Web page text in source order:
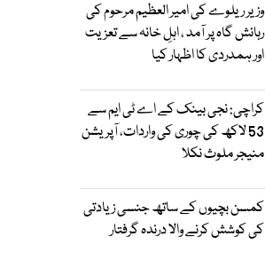
وزیر ریلوے کی امیر العظیم مرحوم کی
رہائش گاہ پر آمد ، اہلِ خانہ سے تعزیت
اور ہمدردی کا اظہار کیا
کراچی: نجی بینک کے اے ٹی ایم سے
53 لاکھ کی چوری کی واردات، آپریشن
منیجر ملوث نکلا
کمسن بچیوں کے ساتھ جنسی زیادتی
کی کوشش کرنے والا درندہ گرفتار